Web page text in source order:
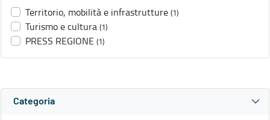
Territorio, mobilità e infrastrutture (1)
Turismo e cultura (1)
PRESS REGIONE (1)
Categoria